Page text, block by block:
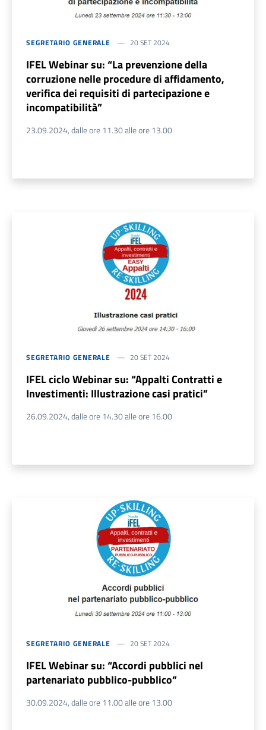
SEGRETARIO GENERALE 20 SET 2024
IFEL Webinar su: “La prevenzione della
corruzione nelle procedure di affidamento,
verifica dei requisiti di partecipazione e
incompatibilità”
23.09.2024, dalle ore 11.30 alle ore 13.00
SEGRETARIO GENERALE 20 SET 2024
IFEL ciclo Webinar su: “Appalti Contratti e
Investimenti: Illustrazione casi pratici”
26.09.2024, dalle ore 14.30 alle ore 16.00
SEGRETARIO GENERALE 20 SET 2024
IFEL Webinar su: “Accordi pubblici nel
partenariato pubblico-pubblico”
30.09.2024, dalle ore 11.00 alle ore 13.00